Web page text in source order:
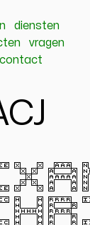
diensten
vragen
contact